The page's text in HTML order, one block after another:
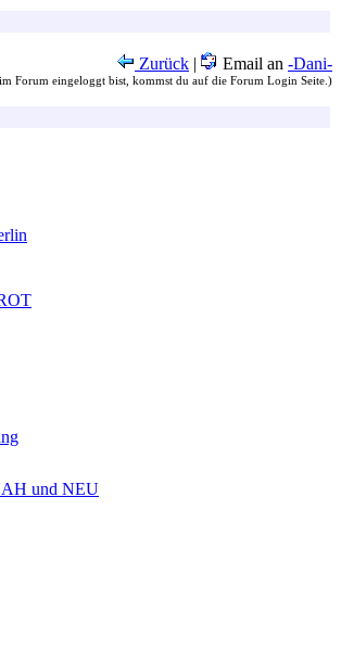
Zurück | Email an -Dani-
Forum eingeloggt bist, kommst du auf die Forum Login Seite.)
und NEU